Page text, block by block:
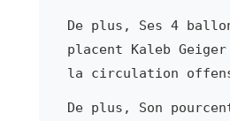
De plus, Ses 4
placent Kaleb
la circulation
De plus, Son